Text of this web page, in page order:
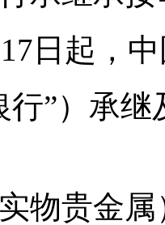
日起，
行”）承
物贵金